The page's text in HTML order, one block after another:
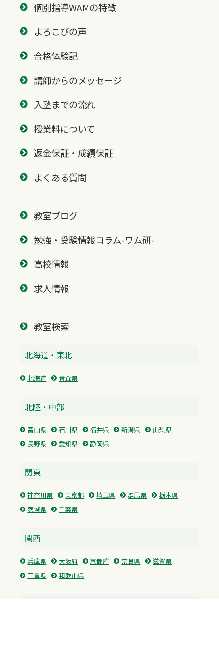
個別指導WAMの特徴
よろこびの声
合格体験記
講師からのメッセージ
入塾までの流れ
授業料について
返金保証・成績保証
よくある質問
教室ブログ
勉強・受験情報コラム-ワム研-
高校情報
求人情報
教室検索
北海道・東北
北海道 青森県
北陸・中部
富山県 石川県 福井県 新潟県
山梨県
長野県
愛知県 静岡県
関東
神奈川県 東京都 埼玉県 群馬県
栃木県
茨城県
千葉県
関西
兵庫県 大阪府 京都府 奈良県
滋賀県
三重県
和歌山県